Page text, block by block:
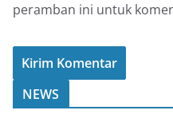
peramban ini untuk
NEWS